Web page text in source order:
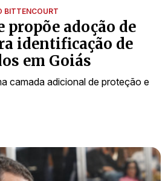
BITTENCOURT
propõe adoção de
identificação de
em Goiás
camada adicional de proteção e